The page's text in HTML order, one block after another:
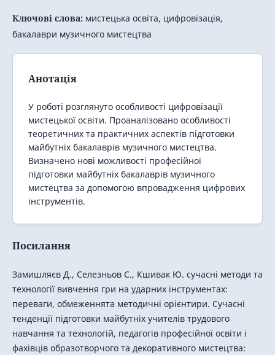
Ключові слова: мистецька освіта, цифровізація,
бакалаври музичного мистецтва
Анотація
У роботі розглянуто особливості цифровізації
мистецької освіти. Проаналізовано особливості
теоретичних та практичних аспектів підготовки
майбутніх бакалаврів музичного мистецтва.
Визначено нові можливості професійної
підготовки майбутніх бакалаврів музичного
мистецтва за допомогою впровадження цифрових
інструментів.
Посилання
Замишляєв Д., Селезньов С., Кшивак Ю. сучасні методи та
технології вивчення гри на ударних інструментах:
переваги, обмеженнята методичні орієнтири. Сучасні
тенденції підготовки майбутніх учителів трудового
навчання та технологій, педагогів професійної освіти і
фахівців образотворчого та декоративного мистецтва: